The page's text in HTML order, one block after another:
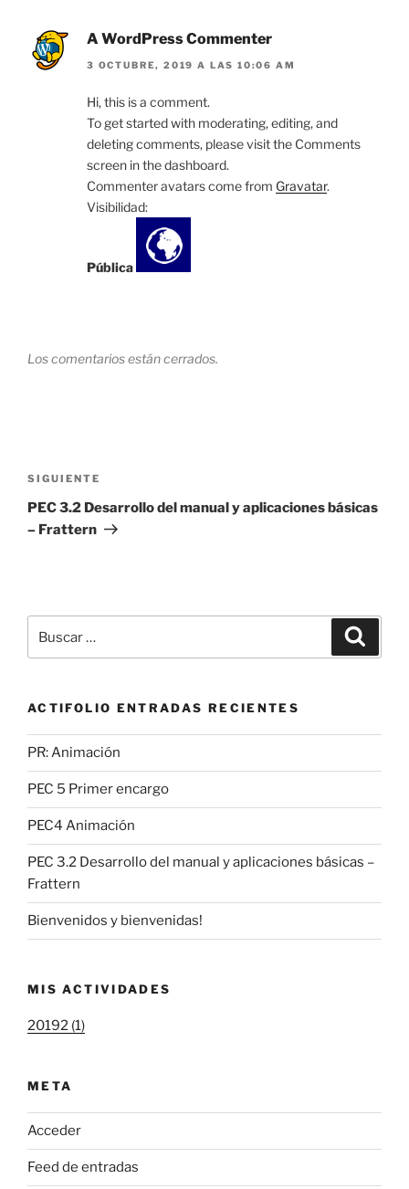
A WordPress Commenter
3 OCTUBRE, 2019 A LAS 10:06 AM
Hi, this is a comment.
To get started with moderating, editing, and
deleting comments, please visit the Comments
screen in the dashboard.
Commenter avatars come from Gravatar.
Visibilidad:
Pública
Los comentarios están cerrados.
de
entradas
Siguiente
entrada
SIGUIENTE
PEC 3.2 Desarrollo del manual y aplicaciones básicas
– Frattern
por:
ACTIFOLIO ENTRADAS RECIENTES
PR: Animación
PEC 5 Primer encargo
PEC4 Animación
PEC 3.2 Desarrollo del manual y aplicaciones básicas –
Frattern
Bienvenidos y bienvenidas!
MIS ACTIVIDADES
20192 (1)
META
Acceder
Feed de entradas